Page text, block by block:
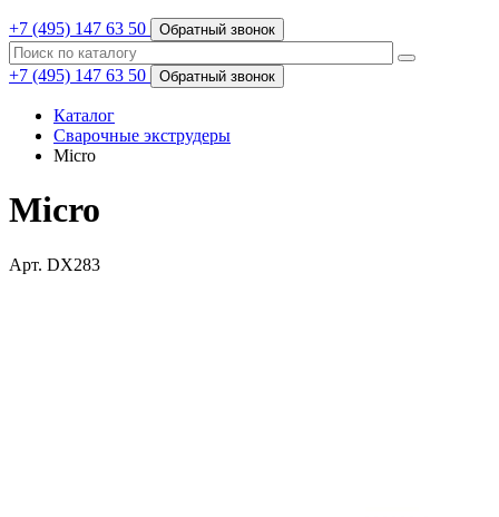
+7 (495) 147 63 50 Обратный звонок
+7 (495) 147 63 50 Обратный звонок
Каталог
Сварочные экструдеры
Micro
Micro
Арт. DX283